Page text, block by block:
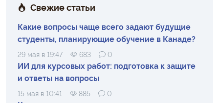
Свежие статьи
Какие вопросы чаще всего задают будущие
студенты, планирующие обучение в Канаде?
29 мая в 19:47 683 0
ИИ для курсовых работ: подготовка к защите
и ответы на вопросы
15 мая в 10:41 885 0